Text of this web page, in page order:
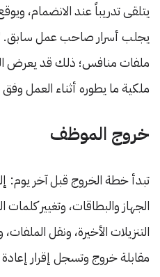
يتلقى تدريباً عند الانضمام،
يجلب أسرار صاحب عمل سابق.
ملفات منافس؛ ذلك قد يعرض
ملكية ما يطوره أثناء العمل وفق
خروج الموظف
تبدأ خطة الخروج قبل آخر يوم:
الجهاز والبطاقات، وتغيير كلمات
التنزيلات الأخيرة، ونقل
مقابلة خروج وتسجل إقرار إعادة